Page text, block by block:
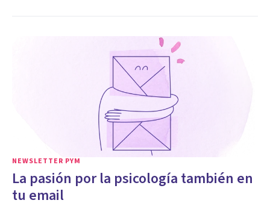
NEWSLETTER PYM
La pasión por la psicología también en
tu email